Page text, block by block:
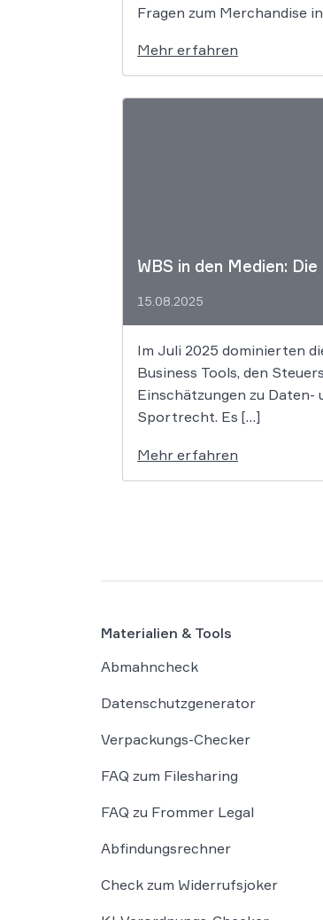
Fragen zum Merchandise
Mehr erfahren
WBS in den Medien:
15.08.2025
Im Juli 2025 dominierten
Business Tools, den
Einschätzungen zu
Sportrecht. Es […]
Mehr erfahren
Materialien & Tools
Abmahncheck
Datenschutzgenerator
Verpackungs-Checker
FAQ zum Filesharing
FAQ zu Frommer Legal
Abfindungsrechner
Check zum Widerrufsjoker